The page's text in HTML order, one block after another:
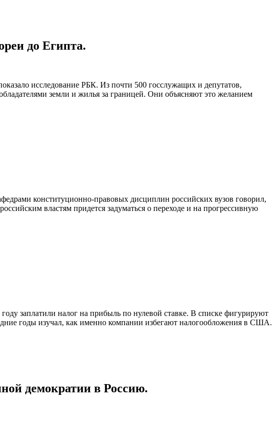
до Египта.
исследование РБК. Из почти 500 госслужащих и депутатов,
земли и жилья за границей. Они объясняют это желанием
конституционно-правовых дисциплин российских вузов говорил,
властям придется задуматься о переходе и на прогрессивную
заплатили налог на прибыль по нулевой ставке. В списке фигурируют
годы изучал, как именно компании избегают налогообложения в США.
демократии в Россию.